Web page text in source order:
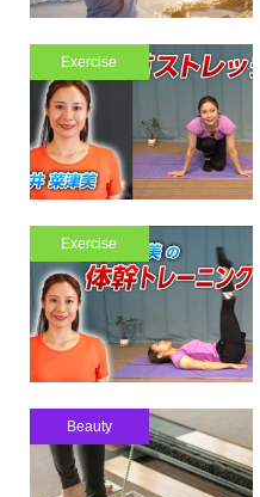
Exercise
Exercise
Beauty